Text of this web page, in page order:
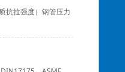
、ASME
ASME SA -335M